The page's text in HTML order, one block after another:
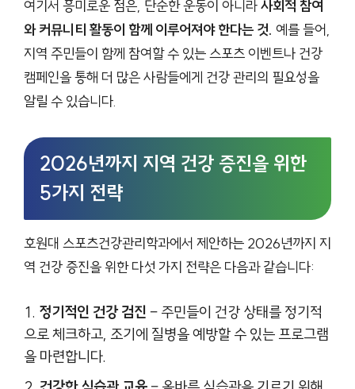
여기서 흥미로운 점은, 단순한 운동이 아니라사회적 참여
와 커뮤니티 활동이 함께 이루어져야 한다는 것. 예를 들어,
지역 주민들이 함께 참여할 수 있는 스포츠 이벤트나 건강
캠페인을 통해 더 많은 사람들에게 건강 관리의 필요성을
알릴 수 있습니다.
2026년까지 지역 건강 증진을 위한
5가지 전략
호원대 스포츠건강관리학과에서 제안하는 2026년까지 지
역 건강 증진을 위한 다섯 가지 전략은 다음과 같습니다:
정기적인 건강 검진 – 주민들이 건강 상태를 정기적
으로 체크하고, 조기에 질병을 예방할 수 있는 프로그램
을 마련합니다.